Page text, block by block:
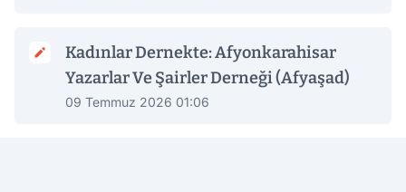
Kadınlar Dernekte: Afyonkarahisar
Yazarlar Ve Şairler Derneği (Afyaşad)
09 Temmuz 2026 01:06